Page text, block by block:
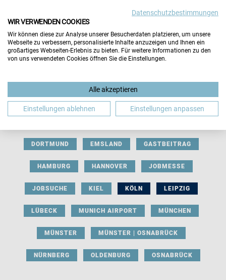
BERUFLICHE ORIENTIERUNG BEWERBUNG
DORTMUND EMSLAND GASTBEITRAG
HAMBURG HANNOVER JOBMESSE
JOBSUCHE KIEL KÖLN LEIPZIG
LÜBECK MUNICH AIRPORT MÜNCHEN
MÜNSTER MÜNSTER | OSNABRÜCK
NÜRNBERG OLDENBURG OSNABRÜCK
Datenschutzbestimmungen
WIR VERWENDEN COOKIES
Wir können diese zur Analyse unserer Besucherdaten platzieren, um unsere
Webseite zu verbessern, personalisierte Inhalte anzuzeigen und Ihnen ein
großartiges Webseiten-Erlebnis zu bieten. Für weitere Informationen zu den
von uns verwendeten Cookies öffnen Sie die Einstellungen.
Alle akzeptieren
Einstellungen ablehnen Einstellungen anpassen